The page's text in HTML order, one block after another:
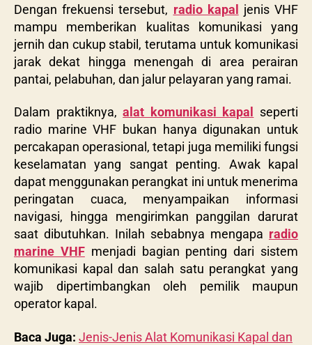
Dengan frekuensi tersebut, radio kapal jenis VHF
mampu memberikan kualitas komunikasi yang
jernih dan cukup stabil, terutama untuk komunikasi
jarak dekat hingga menengah di area perairan
pantai, pelabuhan, dan jalur pelayaran yang ramai.
Dalam praktiknya,alat komunikasi kapal
seperti
radio marine VHF bukan hanya digunakan untuk
percakapan operasional, tetapi juga memiliki fungsi
keselamatan yang sangat penting. Awak kapal
dapat menggunakan perangkat ini untuk menerima
peringatan cuaca, menyampaikan informasi
navigasi, hingga mengirimkan panggilan darurat
saat dibutuhkan. Inilah sebabnya mengapa radio
marine VHFmenjadi bagian penting dari sistem
komunikasi kapal dan salah satu perangkat yang
wajib dipertimbangkan oleh pemilik maupun
operator kapal.
Baca Juga: Jenis-Jenis Alat Komunikasi Kapal dan